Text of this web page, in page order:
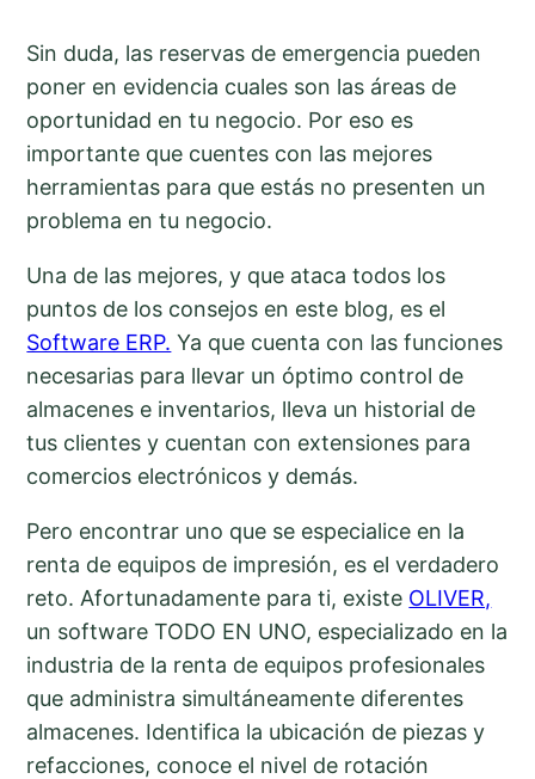
Sin duda, las reservas de emergencia pueden
poner en evidencia cuales son las áreas de
oportunidad en tu negocio. Por eso es
importante que cuentes con las mejores
herramientas para que estás no presenten un
problema en tu negocio.
Una de las mejores, y que ataca todos los
puntos de los consejos en este blog, es el
Software ERP. Ya que cuenta con las funciones
necesarias para llevar un óptimo control de
almacenes e inventarios, lleva un historial de
tus clientes y cuentan con extensiones para
comercios electrónicos y demás.
Pero encontrar uno que se especialice en la
renta de equipos de impresión, es el verdadero
reto. Afortunadamente para ti, existe OLIVER,
un software TODO EN UNO, especializado en la
industria de la renta de equipos profesionales
que administra simultáneamente diferentes
almacenes. Identifica la ubicación de piezas y
refacciones, conoce el nivel de rotación